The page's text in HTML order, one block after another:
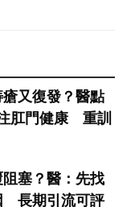
又復發？醫點
肛門健康 重訓
塞？醫：先找
長期引流可評